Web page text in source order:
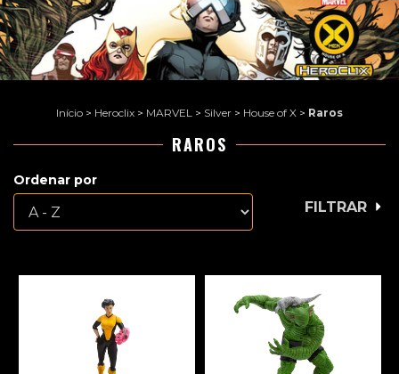
Início > Heroclix > MARVEL > Silver > House of X > Raros
RAROS
Ordenar por
FILTRAR